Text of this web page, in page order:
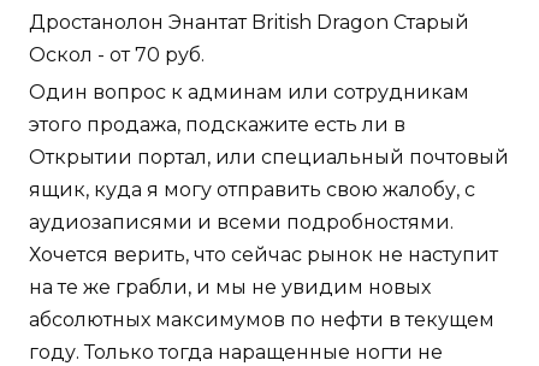
Дростанолон Энантат British Dragon Старый
Оскол - от 70 руб.
Один вопрос к админам или сотрудникам
этого продажа, подскажите есть ли в
Открытии портал, или специальный почтовый
ящик, куда я могу отправить свою жалобу, с
аудиозаписями и всеми подробностями.
Хочется верить, что сейчас рынок не наступит
на те же грабли, и мы не увидим новых
абсолютных максимумов по нефти в текущем
году. Только тогда наращенные ногти не